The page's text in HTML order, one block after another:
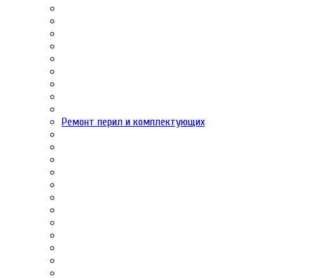
Ремонт перил и комплектующих